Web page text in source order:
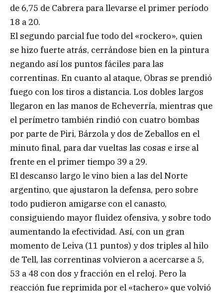
de 6,75 de Cabrera para llevarse el primer período
18 a 20.
El segundo parcial fue todo del «rockero», quien
se hizo fuerte atrás, cerrándose bien en la pintura
negando así los puntos fáciles para las
correntinas. En cuanto al ataque, Obras se prendió
fuego con los tiros a distancia. Los dobles largos
llegaron en las manos de Echeverría, mientras que
el perímetro también rindió con cuatro bombas
por parte de Piri, Bárzola y dos de Zeballos en el
minuto final, para dar vueltas las cosas e irse al
frente en el primer tiempo 39 a 29.
El descanso largo le vino bien a las del Norte
argentino, que ajustaron la defensa, pero sobre
todo pudieron amigarse con el canasto,
consiguiendo mayor fluidez ofensiva, y sobre todo
aumentando la efectividad. Así, con un gran
momento de Leiva (11 puntos) y dos triples al hilo
de Tell, las correntinas volvieron a acercarse a 5,
53 a 48 con dos y fracción en el reloj. Pero la
reacción fue reprimida por el «tachero» que volvió